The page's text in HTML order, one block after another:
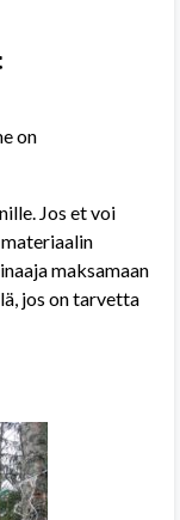
on
Jos et voi
maksamaan
jos on tarvetta